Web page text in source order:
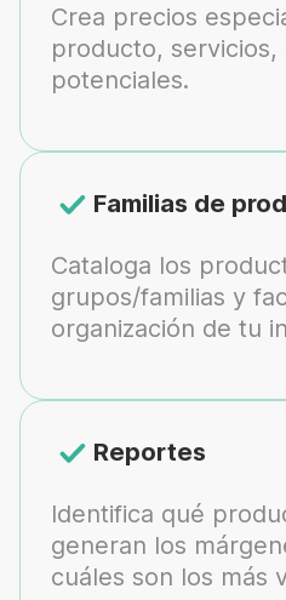
Crea precios
producto,
potenciales.
Familias de
Cataloga los
grupos/familias y
organización de tu
Reportes
Identifica qué
generan los
cuáles son los más